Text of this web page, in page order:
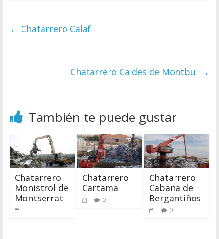
← Chatarrero Calaf
Chatarrero Caldes de Montbui →
También te puede gustar
Chatarrero
Monistrol de
Montserrat
Chatarrero
Cartama
0
Chatarrero
Cabana de
Bergantiños
0